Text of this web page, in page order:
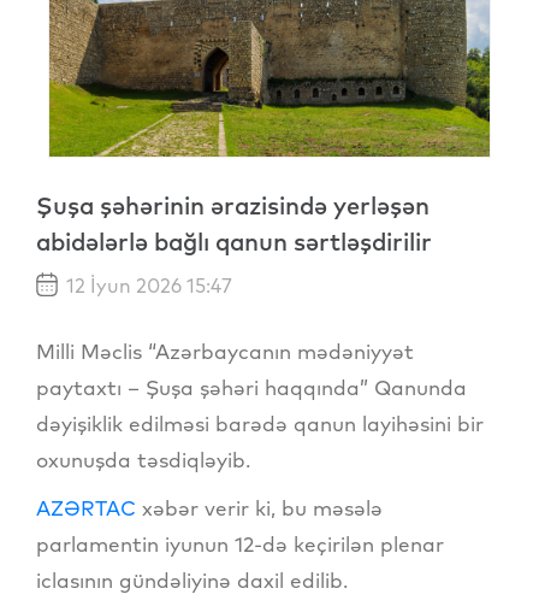
Şuşa şəhərinin ərazisində yerləşən
abidələrlə bağlı qanun sərtləşdirilir
12 İyun 2026 15:47
Milli Məclis “Azərbaycanın mədəniyyət
paytaxtı – Şuşa şəhəri haqqında” Qanunda
dəyişiklik edilməsi barədə qanun layihəsini bir
oxunuşda təsdiqləyib.
AZƏRTAC xəbər verir ki, bu məsələ
parlamentin iyunun 12-də keçirilən plenar
iclasının gündəliyinə daxil edilib.